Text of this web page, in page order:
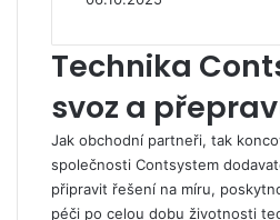
Technika
svoz a
Jak obchodní partneři, tak
společnosti Contsystem
připravit řešení na míru,
péči po celou dobu životnosti